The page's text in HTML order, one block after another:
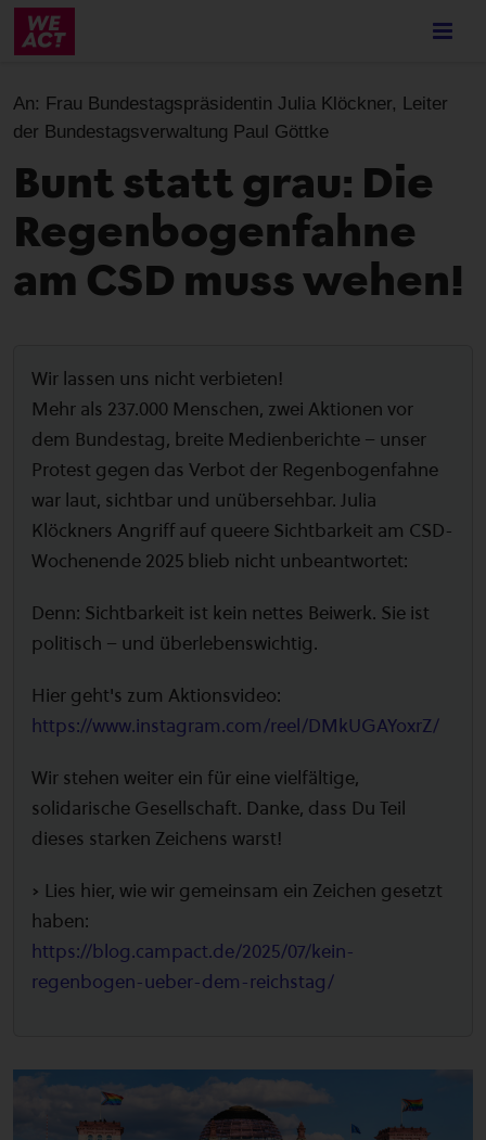
Skip
content
An: Frau Bundestagspräsidentin Julia Klöckner, Leiter
der Bundestagsverwaltung Paul Göttke
Bunt statt grau: Die
Regenbogenfahne
am CSD muss wehen!
Wir lassen uns nicht verbieten!
Mehr als 237.000 Menschen, zwei Aktionen vor
dem Bundestag, breite Medienberichte – unser
Protest gegen das Verbot der Regenbogenfahne
war laut, sichtbar und unübersehbar. Julia
Klöckners Angriff auf queere Sichtbarkeit am CSD-
Wochenende 2025 blieb nicht unbeantwortet:
Denn: Sichtbarkeit ist kein nettes Beiwerk. Sie ist
politisch – und überlebenswichtig.
Hier geht's zum Aktionsvideo:
https://www.instagram.com/reel/DMkUGAYoxrZ/
Wir stehen weiter ein für eine vielfältige,
solidarische Gesellschaft. Danke, dass Du Teil
dieses starken Zeichens warst!
➡️ Lies hier, wie wir gemeinsam ein Zeichen gesetzt
haben:
https://blog.campact.de/2025/07/kein-
regenbogen-ueber-dem-reichstag/